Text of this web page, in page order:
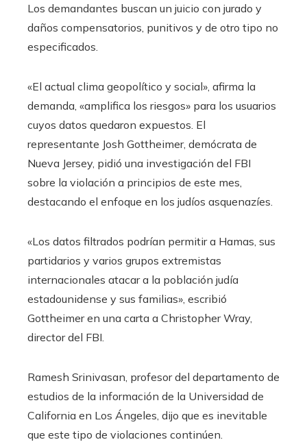
Los demandantes buscan un juicio con jurado y
daños compensatorios, punitivos y de otro tipo no
especificados.
«El actual clima geopolítico y social», afirma la
demanda, «amplifica los riesgos» para los usuarios
cuyos datos quedaron expuestos. El
representante Josh Gottheimer, demócrata de
Nueva Jersey, pidió una investigación del FBI
sobre la violación a principios de este mes,
destacando el enfoque en los judíos asquenazíes.
«Los datos filtrados podrían permitir a Hamas, sus
partidarios y varios grupos extremistas
internacionales atacar a la población judía
estadounidense y sus familias», escribió
Gottheimer en una carta a Christopher Wray,
director del FBI.
Ramesh Srinivasan, profesor del departamento de
estudios de la información de la Universidad de
California en Los Ángeles, dijo que es inevitable
que este tipo de violaciones continúen.